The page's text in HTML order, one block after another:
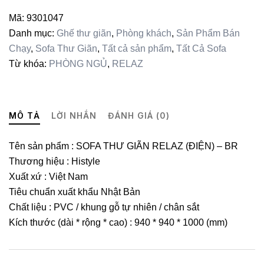
-
BR
số
lượng
Mã: 9301047
Danh mục: Ghế thư giãn, Phòng khách, Sản Phẩm Bán
Chạy, Sofa Thư Giãn, Tất cả sản phẩm, Tất Cả Sofa
Từ khóa: PHÒNG NGỦ, RELAZ
MÔ TẢ LỜI NHẮN ĐÁNH GIÁ (0)
Tên sản phẩm : SOFA THƯ GIÃN RELAZ (ĐIỆN) – BR
Thương hiệu : Histyle
Xuất xứ : Việt Nam
Tiêu chuẩn xuất khẩu Nhật Bản
Chất liệu : PVC / khung gỗ tự nhiên / chân sắt
Kích thước (dài * rộng * cao) : 940 * 940 * 1000 (mm)